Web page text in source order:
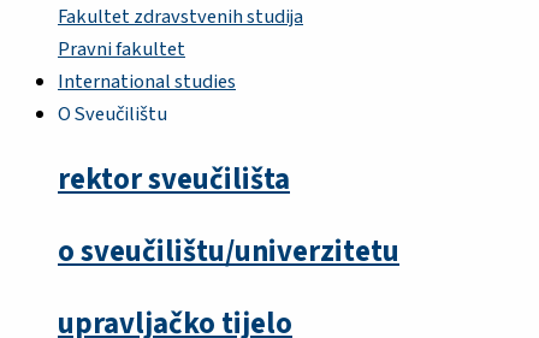
Fakultet zdravstvenih studija
Pravni fakultet
International studies
O Sveučilištu
rektor sveučilišta
o sveučilištu/univerzitetu
upravljačko tijelo